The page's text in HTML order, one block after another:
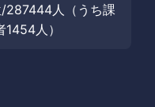
287444人（うち課
1454人）